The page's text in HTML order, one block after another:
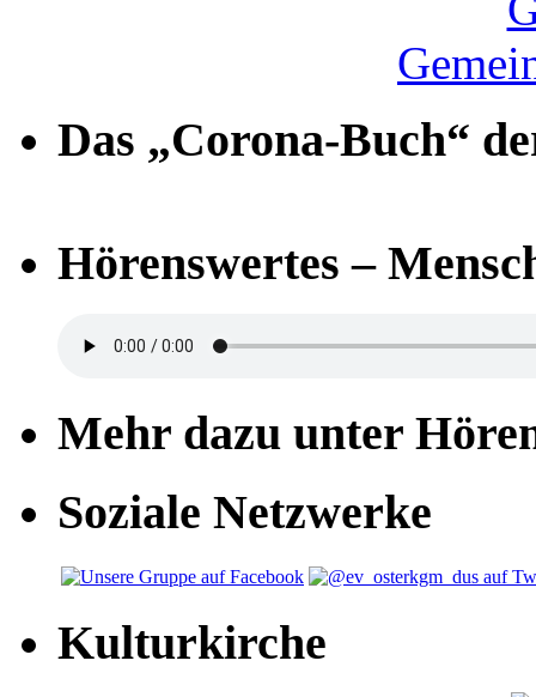
Das „Corona-Buch“
Hörenswertes –
Mehr dazu unter
Soziale Netzwerke
Kulturkirche